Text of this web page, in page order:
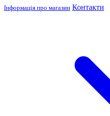
Інформація про магазин Контакти